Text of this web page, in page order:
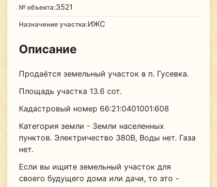
№ объекта:3521
Назначение участка:ИЖС
Описание
Продаётся земельный участок в п. Гусевка.
Площадь участка 13.6 сот.
Кадастровый номер 66:21:0401001:608
Категория земли - Земли населенных
пунктов. Электричество 380В, Воды нет. Газа
нет.
Если вы ищите земельный участок для
своего будущего дома или дачи, то это -